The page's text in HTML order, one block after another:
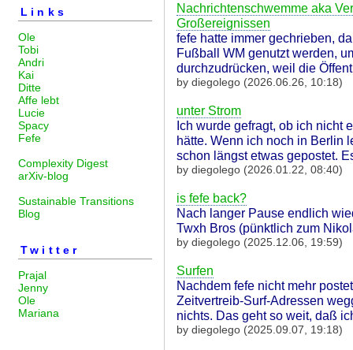
Links
Ole
Tobi
Andri
Kai
Ditte
Affe lebt
Lucie
Spacy
Fefe
Complexity Digest
arXiv-blog
Sustainable Transitions
Blog
Twitter
Prajal
Jenny
Ole
Mariana
Nachrichtenschwemme aka
Großereignissen
fefe hatte immer gechrieben,
Fußball WM genutzt werden,
durchzudrücken, weil die
by diegolego (2026.06.26, 10:18)
unter Strom
Ich wurde gefragt, ob ich nicht
hätte. Wenn ich noch in Berlin
schon längst etwas gepostet.
by diegolego (2026.01.22, 08:40)
is fefe back?
Nach langer Pause endlich
Twxh Bros (pünktlich zum
by diegolego (2025.12.06, 19:59)
Surfen
Nachdem fefe nicht mehr
Zeitvertreib-Surf-Adressen
nichts. Das geht so weit, daß
by diegolego (2025.09.07, 19:18)